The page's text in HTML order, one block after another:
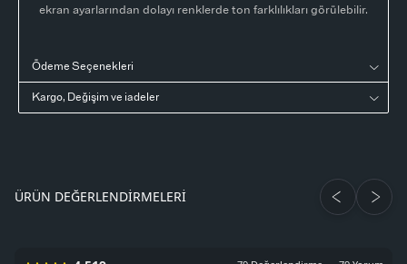
ekran ayarlarından dolayı renklerde ton farklılıkları görülebilir.
Ödeme Seçenekleri
Kargo, Değişim ve iadeler
ÜRÜN DEĞERLENDIRMELERI